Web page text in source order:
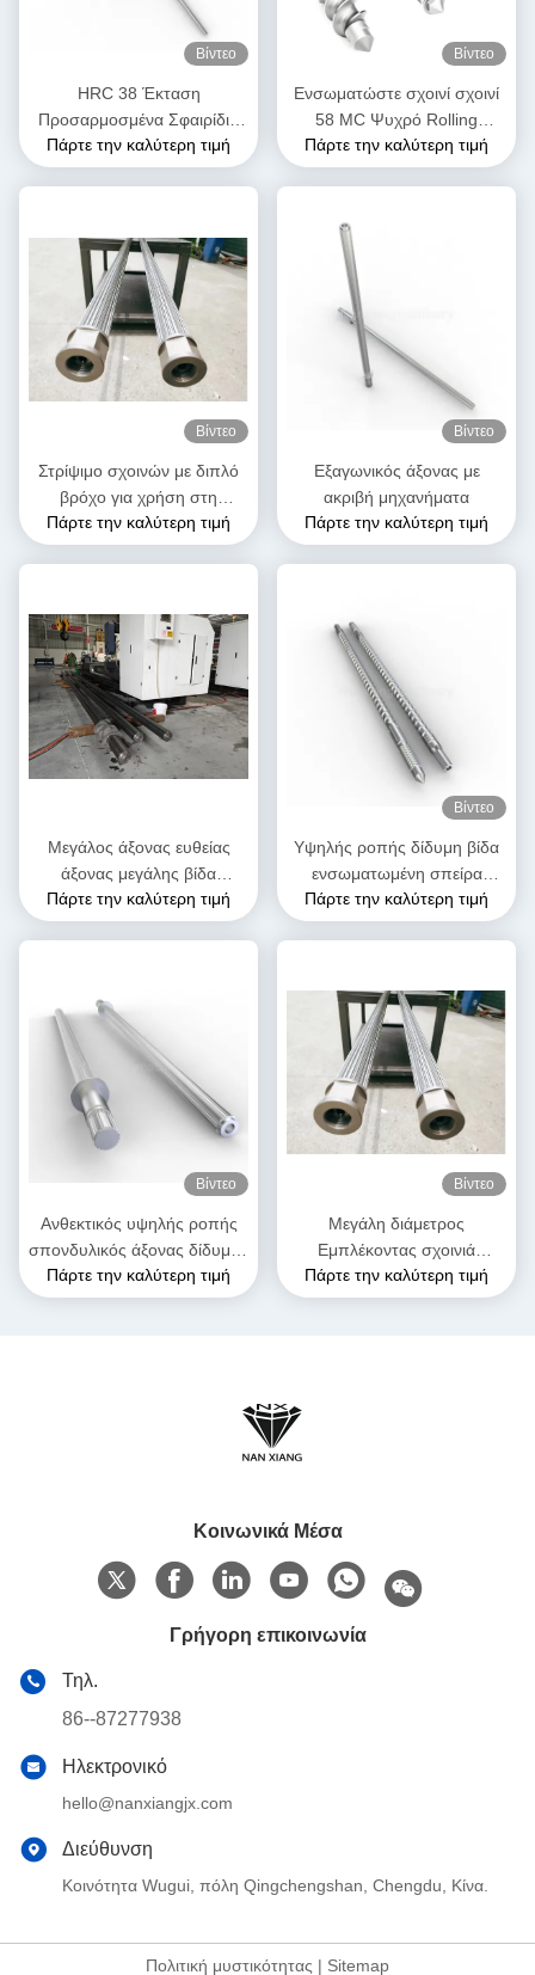
Βίντεο
HRC 38 Έκταση
Προσαρμοσμένα Σφαιρίδια
Σφαιρίδια υψηλής ροπής
Εμπλοκή Σφαιρίδας για
Πάρτε την καλύτερη τιμή
Βίντεο
Ενσωματώστε σχοινί σχοινί
58 MC Ψυχρό Rolling
Σπονδυλική σχοινί
ανταλλακτικά για δίδυμο βίδα
Πάρτε την καλύτερη τιμή
Βίντεο
Στρίψιμο σχοινών με διπλό
βρόχο για χρήση στη
σύνθεση τροφίμων για
κατοικίδια ζώα
Πάρτε την καλύτερη τιμή
Βίντεο
Εξαγωνικός άξονας με
ακριβή μηχανήματα
Πάρτε την καλύτερη τιμή
Μεγάλος άξονας ευθείας
άξονας μεγάλης βίδα
πνευματικοί άξονες
εξαρτήματα εκχυλίσματος
Πάρτε την καλύτερη τιμή
Βίντεο
Υψηλής ροπής δίδυμη βίδα
ενσωματωμένη σπείρα
εξωτερικοί βίδες βίδων
μοντέλο 125 για
Πάρτε την καλύτερη τιμή
Βίντεο
Ανθεκτικός υψηλής ροπής
σπονδυλικός άξονας δίδυμος
βίδα εκχυλίστης άξονας
ενσωματώστε σπείρα
Πάρτε την καλύτερη τιμή
Βίντεο
Μεγάλη διάμετρος
Εμπλέκοντας σχοινιά
σχοινιάς Δίδυμο βίδα
Extruder σχοινί για
Πάρτε την καλύτερη τιμή
Κοινωνικά Μέσα
Γρήγορη επικοινωνία
Τηλ.
86--87277938
Ηλεκτρονικό
hello@nanxiangjx.com
Διεύθυνση
Κοινότητα Wugui, πόλη Qingchengshan, Chengdu, Κίνα.
Πολιτική μυστικότητας | Sitemap